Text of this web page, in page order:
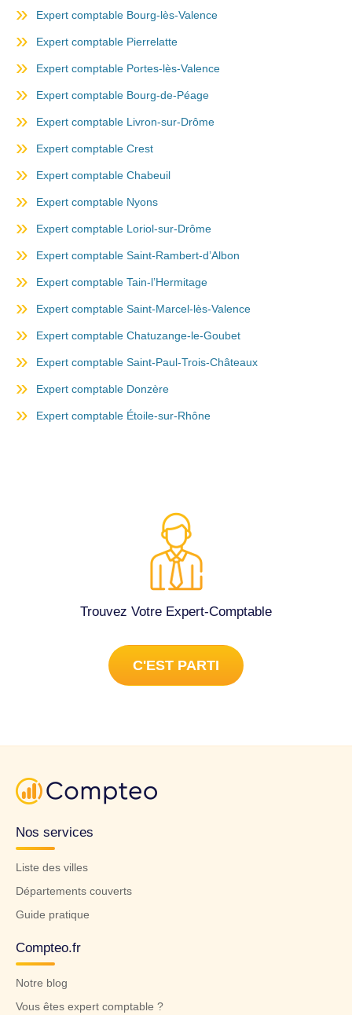
Expert comptable Bourg-lès-Valence
Expert comptable Pierrelatte
Expert comptable Portes-lès-Valence
Expert comptable Bourg-de-Péage
Expert comptable Livron-sur-Drôme
Expert comptable Crest
Expert comptable Chabeuil
Expert comptable Nyons
Expert comptable Loriol-sur-Drôme
Expert comptable Saint-Rambert-d’Albon
Expert comptable Tain-l’Hermitage
Expert comptable Saint-Marcel-lès-Valence
Expert comptable Chatuzange-le-Goubet
Expert comptable Saint-Paul-Trois-Châteaux
Expert comptable Donzère
Expert comptable Étoile-sur-Rhône
Trouvez Votre Expert-Comptable
C'EST PARTI
Nos services
Liste des villes
Départements couverts
Guide pratique
Compteo.fr
Notre blog
Vous êtes expert comptable ?